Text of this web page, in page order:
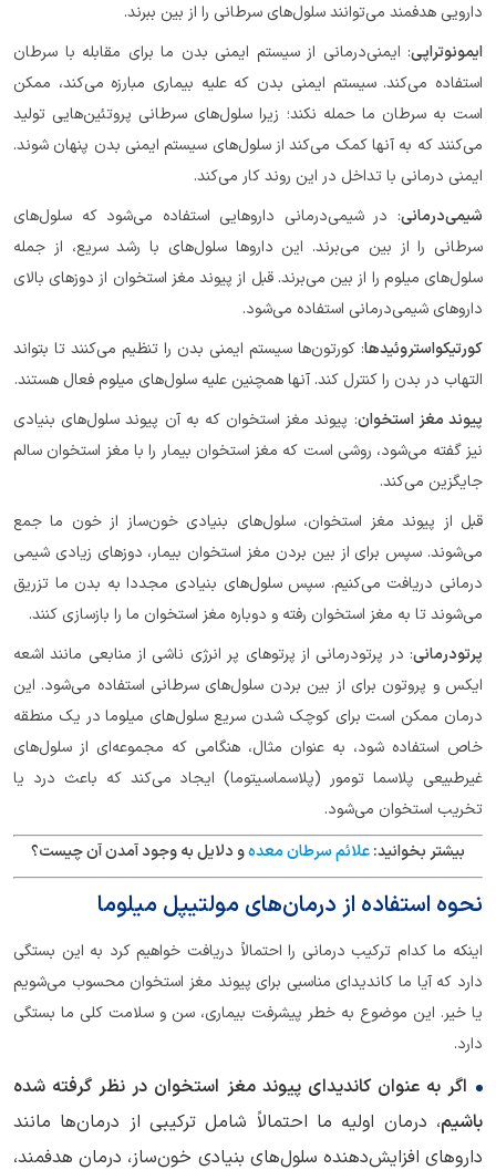
دارویی هدفمند می‌توانند سلول‌های سرطانی را از بین ببرند.
ایمونوتراپی: ایمنی‌درمانی از سیستم ایمنی بدن ما برای مقابله با سرطان
استفاده می‌کند. سیستم ایمنی بدن که علیه بیماری مبارزه می‌کند، ممکن
است به سرطان ما حمله نکند؛ زیرا سلول‌های سرطانی پروتئین‌هایی تولید
می‌کنند که به آنها کمک می‌کند از سلول‌های سیستم ایمنی بدن پنهان شوند.
ایمنی درمانی با تداخل در این روند کار می‌کند.
شیمی‌درمانی: در شیمی‌درمانی داروهایی استفاده می‌شود که سلول‌های
سرطانی را از بین می‌برند. این داروها سلول‌های با رشد سریع، از جمله
سلول‌های میلوم را از بین می‌برند. قبل از پیوند مغز استخوان از دوزهای بالای
داروهای شیمی‌درمانی استفاده می‌شود.
کورتیکواستروئیدها: کورتون‌ها سیستم ایمنی بدن را تنظیم می‌کنند تا بتواند
التهاب در بدن را کنترل کند. آنها همچنین علیه سلول‌های میلوم فعال هستند.
پیوند مغز استخوان: پیوند مغز استخوان که به آن پیوند سلول‌های بنیادی
نیز گفته می‌شود، روشی است که مغز استخوان بیمار را با مغز استخوان سالم
جایگزین می‌کند.
قبل از پیوند مغز استخوان، سلول‌های بنیادی خون‌ساز از خون ما جمع
می‌شوند. سپس برای از بین بردن مغز استخوان بیمار، دوزهای زیادی شیمی
درمانی دریافت می‌کنیم. سپس سلول‌های بنیادی مجددا به بدن ما تزریق
می‌شوند تا به مغز استخوان رفته و دوباره مغز استخوان ما را بازسازی کنند.
پرتودرمانی: در پرتودرمانی از پرتوهای پر انرژی ناشی از منابعی مانند اشعه
ایکس و پروتون برای از بین بردن سلول‌های سرطانی استفاده می‌شود. این
درمان ممکن است برای کوچک شدن سریع سلول‌های میلوما در یک منطقه
خاص استفاده شود، به عنوان مثال، هنگامی که مجموعه‌ای از سلول‌های
غیرطبیعی پلاسما تومور (پلاسماسیتوما) ایجاد می‌کند که باعث درد یا
تخریب استخوان می‌شود.
بیشتر بخوانید:علائم سرطان معدهو دلایل به وجود آمدن آن چیست؟
نحوه استفاده از درمان‌های مولتیپل میلوما
اینکه ما کدام ترکیب درمانی را احتمالاً دریافت خواهیم کرد به این بستگی
دارد که آیا ما کاندیدای مناسبی برای پیوند مغز استخوان محسوب می‌شویم
یا خیر. این موضوع به خطر پیشرفت بیماری، سن و سلامت کلی ما بستگی
دارد.
اگر به عنوان کاندیدای پیوند مغز استخوان در نظر گرفته شده
باشیم، درمان اولیه ما احتمالاً شامل ترکیبی از درمان‌ها مانند
داروهای افزایش‌دهنده سلول‌های بنیادی خون‌ساز، درمان هدفمند،